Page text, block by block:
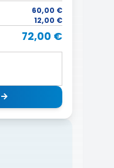
60,00 €
12,00 €
72,00 €